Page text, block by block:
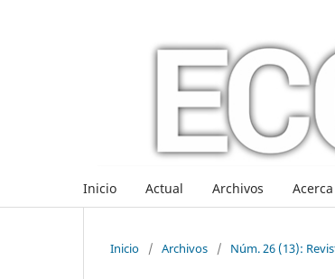
Inicio Actual Archivos
Inicio / Archivos / Núm. 26 (13):